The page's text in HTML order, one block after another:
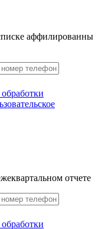
аффилированны
отчете